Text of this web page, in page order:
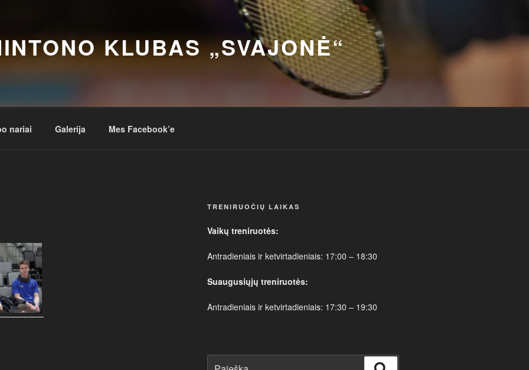
KLUBAS „SVAJONĖ“
nariai Galerija Mes Facebook’e
TRENIRUOČIŲ LAIKAS
Vaikų treniruotės:
Antradieniais ir ketvirtadieniais: 17:00 – 18:30
Suaugusiųjų treniruotės:
Antradieniais ir ketvirtadieniais: 17:30 – 19:30